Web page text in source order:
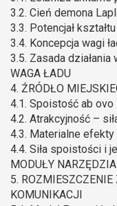
3.2. Cień demona
3.3. Potencjał kształtu
3.4. Koncepcja wagi
3.5. Zasada działania
WAGA ŁADU
4. ŹRÓDŁO
4.1. Spoistość ab ovo
4.2. Atrakcyjność –
4.3. Materialne
4.4. Siła spoistości i
MODUŁY NARZĘDZIA
5. ROZMIESZCZENIE
KOMUNIKACJI